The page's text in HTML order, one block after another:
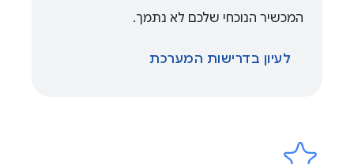
המכשיר הנוכחי שלכם לא נתמך.
לעיון בדרישות המערכת